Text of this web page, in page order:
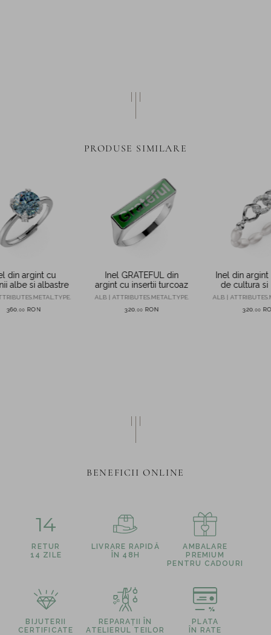
PRODUSE SIMILARE
din argint cu
albe si albastre
360 00 RON
Inel GRATEFUL din
argint cu insertii turcoaz
ALB | ATTRIBUTES.METAL.TYPE.
320 00 RON
Inel din
de cultura si
ALB |
320 00
BENEFICII ONLINE
14
RETUR
14 ZILE
LIVRARE RAPIDĂ
ÎN 48H
AMBALARE
PREMIUM
PENTRU CADOURI
BIJUTERII
CERTIFICATE
REPARAȚII ÎN
ATELIERUL TEILOR
PLATA
ÎN RATE